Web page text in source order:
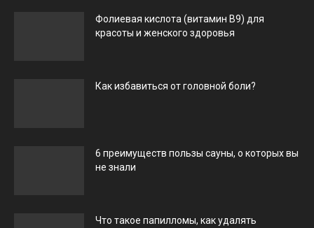
Фолиевая кислота (витамин В9) для
красоты и женского здоровья
Как избавиться от головной боли?
6 преимуществ пользы сауны, о которых вы
не знали
Что такое папилломы, как удалять